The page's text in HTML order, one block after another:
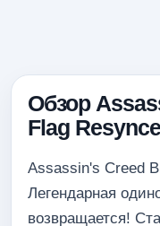
Обзор
Flag
Assassin's Creed
Легендарная
возвращается!